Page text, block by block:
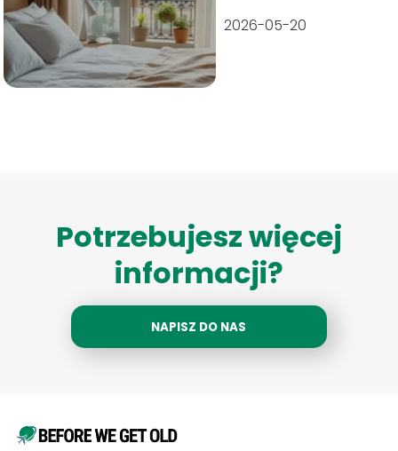
2026-05-20
Potrzebujesz więcej
informacji?
NAPISZ DO NAS